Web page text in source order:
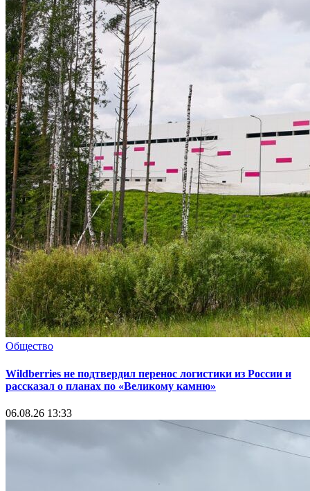
Общество
Wildberries не подтвердил перенос логистики из России и
рассказал о планах по «Великому камню»
06.08.26 13:33